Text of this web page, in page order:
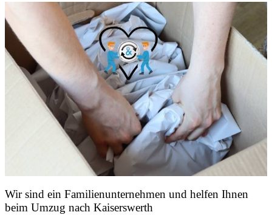
Wir sind ein Familienunternehmen und helfen Ihnen
beim Umzug nach Kaiserswerth